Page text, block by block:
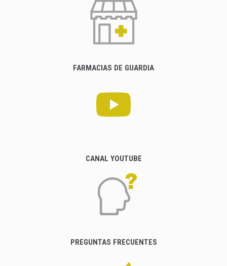
FARMACIAS DE GUARDIA
CANAL YOUTUBE
PREGUNTAS FRECUENTES